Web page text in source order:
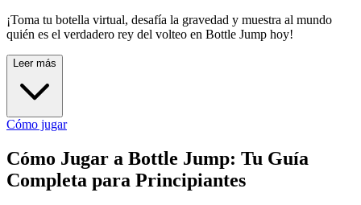
¡Toma tu botella virtual, desafía la gravedad y muestra al mundo
quién es el verdadero rey del volteo en Bottle Jump hoy!
Leer más
Cómo jugar
Cómo Jugar a Bottle Jump: Tu Guía
Completa para Principiantes